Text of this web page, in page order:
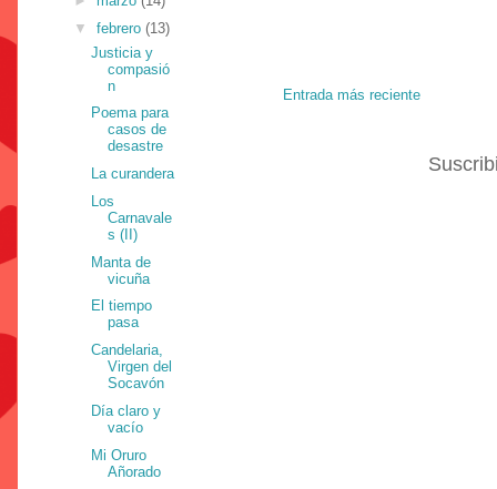
Entrada más reciente
▼ febrero (13)
Justicia y
compasió
n
Poema para
casos de
desastre
La curandera
Los
Carnavale
s (II)
Manta de
vicuña
El tiempo
pasa
Candelaria,
Virgen del
Socavón
Día claro y
vacío
Mi Oruro
Añorado